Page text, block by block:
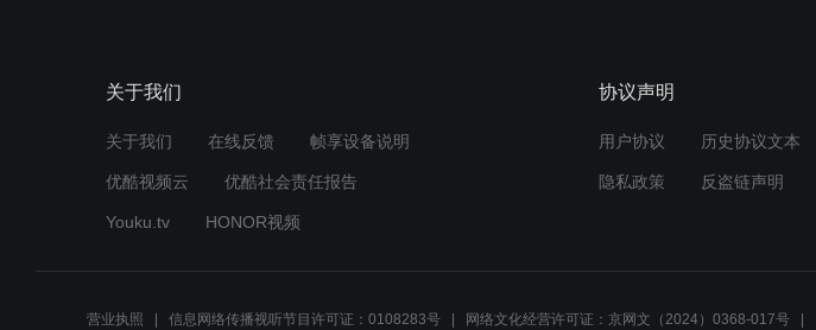
关于我们
关于我们 在线反馈 帧享设备说明
优酷视频云 优酷社会责任报告
Youku.tv HONOR视频
协议声明
用户协议 历史协议文本
隐私政策 反盗链声明
营业执照 信息网络传播视听节目许可证：0108283号 网络文化经营许可证：京网文（2024）0368-017号